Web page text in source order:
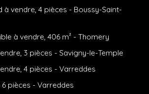
à vendre, 4 pièces - Boussy-Saint-
à vendre, 406 m² - Thomery
3 pièces - Savigny-le-Temple
4 pièces - Varreddes
pièces - Varreddes